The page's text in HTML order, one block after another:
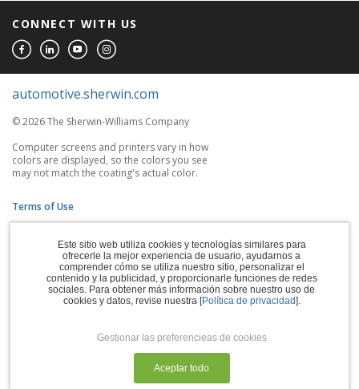
CONNECT WITH US
automotive.sherwin.com
© 2026 The Sherwin-Williams Company
Computer screens and printers vary in how
colors are displayed, so the colors you see
may not match the coating's actual color.
Terms of Use
Accessibility Statement
CA Supply Chains Act
Este sitio web utiliza cookies y tecnologías similares para
ofrecerle la mejor experiencia de usuario, ayudarnos a
comprender cómo se utiliza nuestro sitio, personalizar el
contenido y la publicidad, y proporcionarle funciones de redes
sociales. Para obtener más información sobre nuestro uso de
cookies y datos, revise nuestra [Política de privacidad].
Gestionar las preferencieas de cookies
Aceptar todo